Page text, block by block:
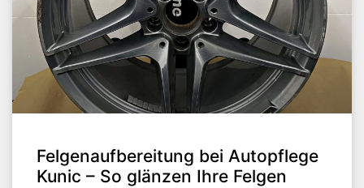
Felgenaufbereitung bei Autopflege
Kunic – So glänzen Ihre Felgen